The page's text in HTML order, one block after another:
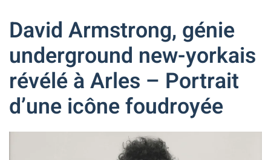
David Armstrong, génie
underground new-yorkais
révélé à Arles – Portrait
d’une icône foudroyée